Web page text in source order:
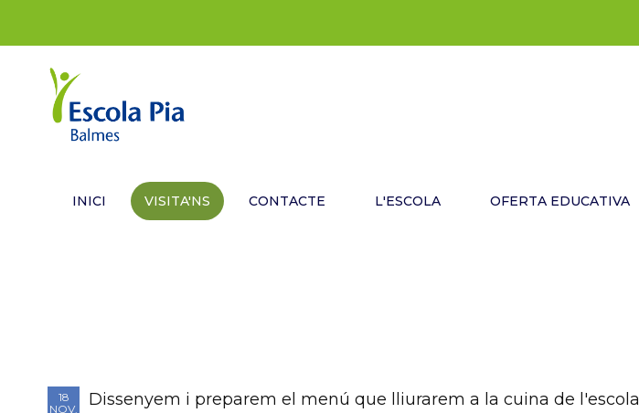
INICI VISITA'NS CONTACTE L'ESCOLA OFERTA EDUCATIVA
18
NOV.
Dissenyem i preparem el menú que lliurarem a la cuina de l'escola